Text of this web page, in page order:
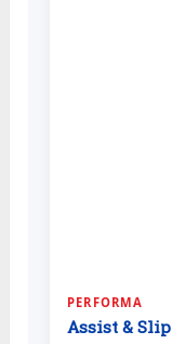
PERFORMA
Assist &